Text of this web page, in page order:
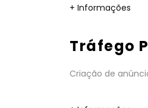
+ Informações
Tráfego
Criação de